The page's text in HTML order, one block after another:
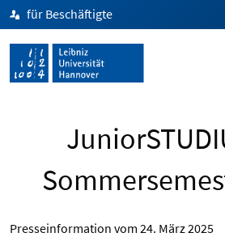
für Beschäftigte
Presseinformation vom 24. März 2025